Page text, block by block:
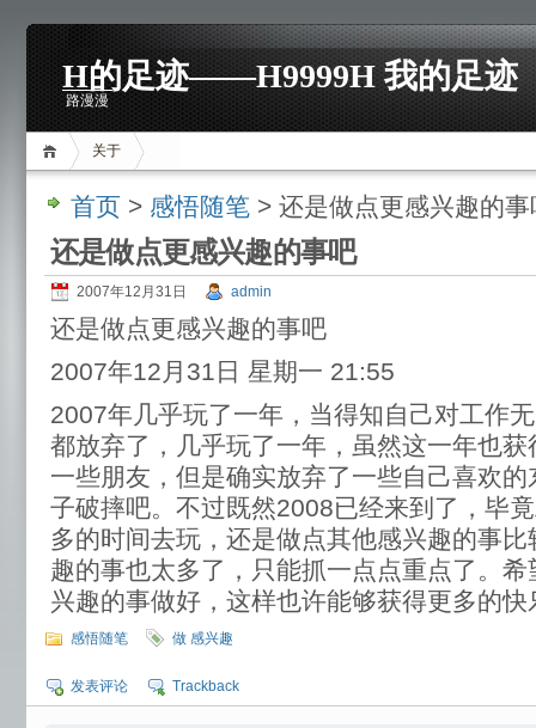
H的足迹——H9999H 我的足迹
路漫漫
关于
首页 > 感悟随笔 > 还是做点更感兴趣的事
还是做点更感兴趣的事吧
2007年12月31日 admin
还是做点更感兴趣的事吧
2007年12月31日 星期一 21:55
2007年几乎玩了一年，当得知自己对工作
都放弃了，几乎玩了一年，虽然这一年也
一些朋友，但是确实放弃了一些自己喜欢
子破摔吧。不过既然2008已经来到了，毕
多的时间去玩，还是做点其他感兴趣的事
趣的事也太多了，只能抓一点点重点了。
兴趣的事做好，这样也许能够获得更多的快
感悟随笔 做 感兴趣
发表评论 Trackback